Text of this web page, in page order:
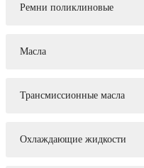
Ремни поликлиновые
Масла
Трансмиссионные масла
Охлаждающие жидкости